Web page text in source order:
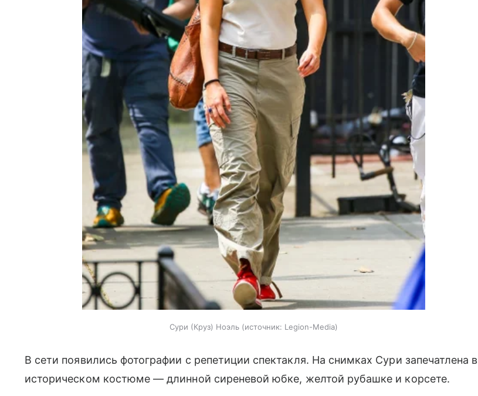
Сури (Круз) Ноэль источник: Legion-Media
В сети появились фотографии с репетиции спектакля. На снимках Сури запечатлена в
историческом костюме — длинной сиреневой юбке, желтой рубашке и корсете.